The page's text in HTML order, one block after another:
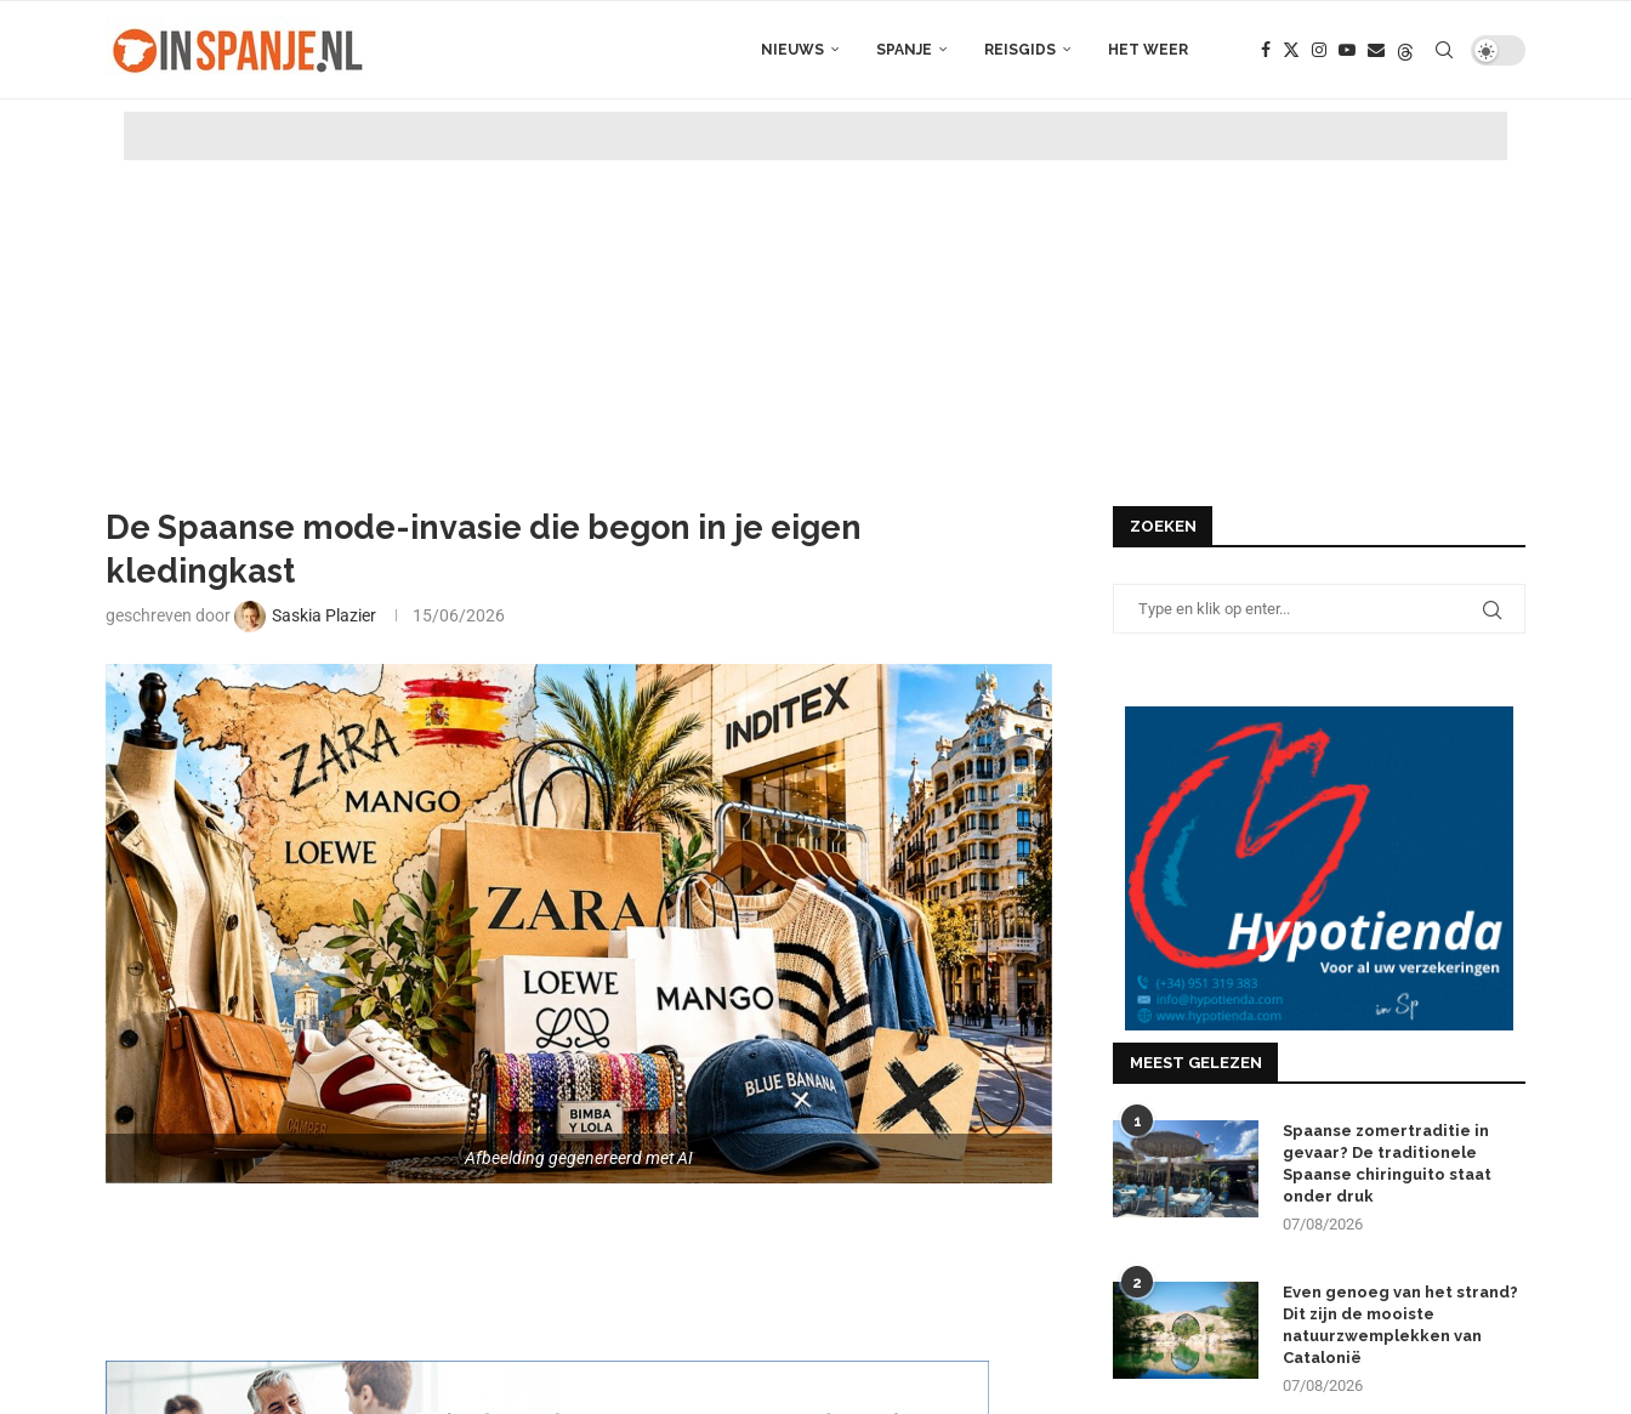
NIEUWS SPANJE REISGIDS HET WEER
De Spaanse mode-invasie die begon in je eigen
kledingkast
geschreven door Saskia Plazier 15/06/2026
Afbeelding gegenereerd met AI
ZOEKEN
MEEST GELEZEN
1
Spaanse zomertraditie in
gevaar? De traditionele
Spaanse chiringuito staat
onder druk
07/08/2026
2
Even genoeg van het strand?
Dit zijn de mooiste
natuurzwemplekken van
Catalonië
07/08/2026